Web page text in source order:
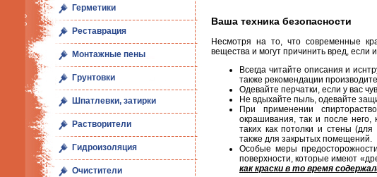
Герметики
Реставрация
Монтажные пены
Грунтовки
Шпатлевки, затирки
Растворители
Гидроизоляция
Очистители
Ваша техника безопасности
Несмотря на то, что современные
вещества и могут причинить вред,
Всегда читайте описания и
также рекомендации
Одевайте перчатки, если у вас
Не вдыхайте пыль, одевайте
При применении
окрашивания, так и после него,
таких как потолки и стены (для
также для закрытых помещений.
Особые меры
поверхности, которые имеют
как краски в то время